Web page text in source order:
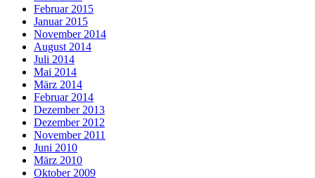
Februar 2015
Januar 2015
November 2014
August 2014
Juli 2014
Mai 2014
März 2014
Februar 2014
Dezember 2013
Dezember 2012
November 2011
Juni 2010
März 2010
Oktober 2009